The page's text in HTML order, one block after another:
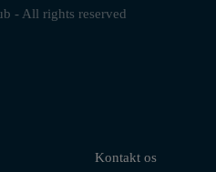
- All rights reserved
Kontakt os